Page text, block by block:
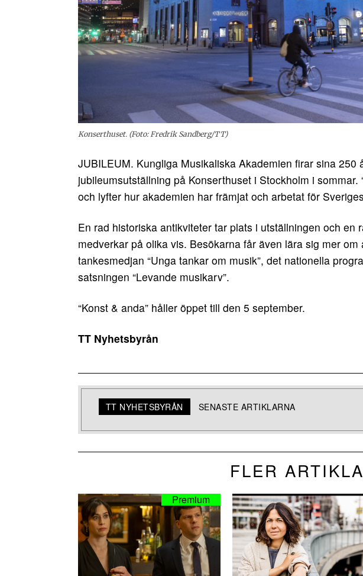
Konserthuset. (Foto: Fredrik Sandberg/TT)
JUBILEUM. Kungliga Musikaliska Akademien firar sina 250
jubileumsutställning på Konserthuset i Stockholm i sommar.
och lyfter hur akademien har främjat och arbetat för
En rad historiska antikviteter tar plats i utställningen och en
medverkar på olika vis. Besökarna får även lära sig mer
tankesmedjan “Unga tankar om musik”, det nationella
satsningen “Levande musikarv”.
“Konst & anda” håller öppet till den 5 september.
TT Nyhetsbyrån
TT NYHETSBYRÅN SENASTE ARTIKLARNA
FLER